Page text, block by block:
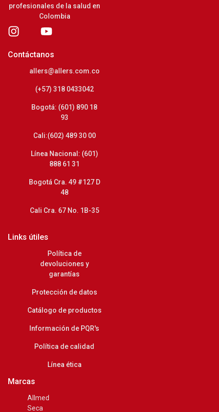
profesionales de la salud en
Colombia
Contáctanos
allers@allers.com.co
(+57) 318 0433042
Bogotá: (601) 890 18
93
Cali:(602) 489 30 00
Línea Nacional: (601)
888 61 31
Bogotá Cra. 49 #127 D
48
Cali Cra. 67 No. 1B-35
Links útiles
Política de
devoluciones y
garantías
Protección de datos
Catálogo de productos
Información de PQR's
Política de calidad
Línea ética
Marcas
Allmed
Seca